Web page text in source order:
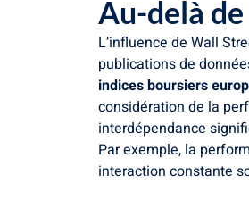
Au-delà
L’influence de Wall
publications de
indices boursiers
considération de la
interdépendance
Par exemple, la
interaction constante